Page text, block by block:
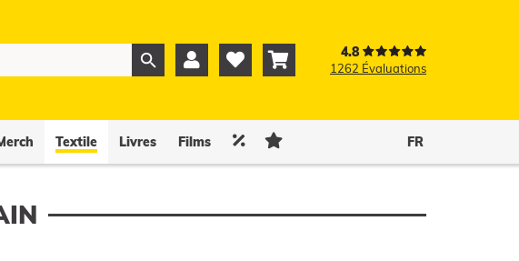
   4.8
1262 Évaluations
Textile Livres Films   FR